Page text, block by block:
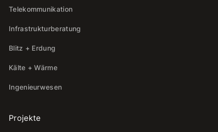
Telekommunikation
Infrastrukturberatung
Blitz + Erdung
Kälte + Wärme
Ingenieurwesen
Projekte